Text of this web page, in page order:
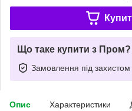
Що таке купити з Пром?
Замовлення під захистом
Опис Характеристики